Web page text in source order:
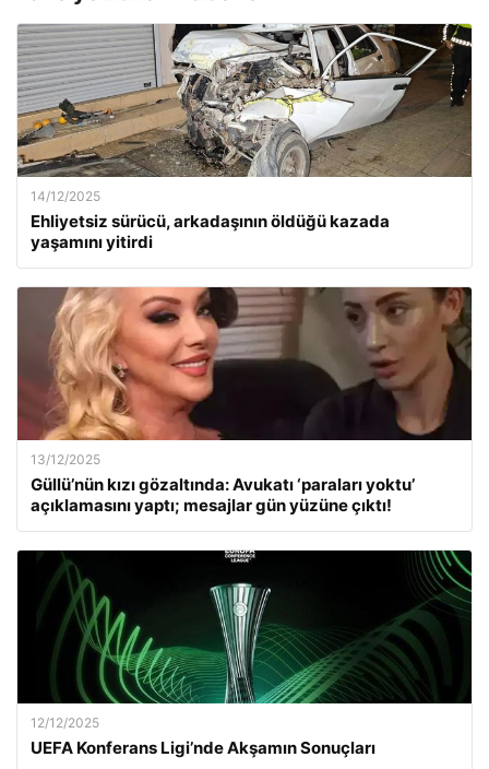
14/12/2025
Ehliyetsiz sürücü, arkadaşının öldüğü kazada
yaşamını yitirdi
13/12/2025
Güllü’nün kızı gözaltında: Avukatı ‘paraları yoktu’
açıklamasını yaptı; mesajlar gün yüzüne çıktı!
12/12/2025
UEFA Konferans Ligi’nde Akşamın Sonuçları